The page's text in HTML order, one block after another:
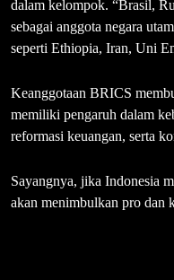
dalam kelompok. “Brasil,
sebagai anggota negara
seperti Ethiopia, Iran, Uni
Keanggotaan BRICS
memiliki pengaruh dalam
reformasi keuangan, serta
Sayangnya, jika Indonesia
akan menimbulkan pro dan